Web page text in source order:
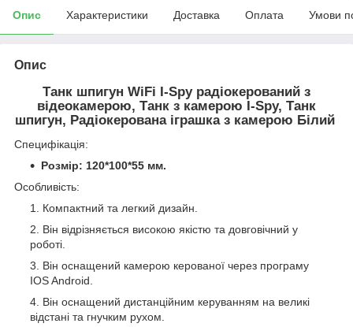
Опис Характеристики Доставка Оплата Умови
Опис
Танк шпигун WiFi I-Spy радіокерований з
відеокамерою, Танк з камерою I-Spy, Танк
шпигун, Радіокерована іграшка з камерою Білий
Специфікація:
Розмір: 120*100*55 мм.
Особливість:
Компактний та легкий дизайн.
Він відрізняється високою якістю та довговічний у
роботі.
Він оснащений камерою керованої через програму
IOS Android.
Він оснащений дистанційним керуванням на великі
відстані та гнучким рухом.